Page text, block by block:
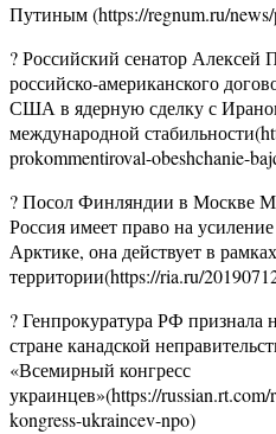
Путиным (https://regnum.ru/
? Российский сенатор Алексей
российско-американского
США в ядерную сделку с
международной
prokommentiroval-obeshchanie-
? Посол Финляндии в Москве
Россия имеет право на
Арктике, она действует в
территории(https://ria.ru/
? Генпрокуратура РФ признала
стране канадской
«Всемирный конгресс
украинцев»(https://
kongress-ukraincev-npo)